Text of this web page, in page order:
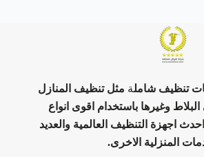
تنظيف شاملة مثل تنظيف المنازل
وغيرها باستخدام اقوى انواع
اجهزة التنظيف العالمية والعديد
المنزلية الاخرى.